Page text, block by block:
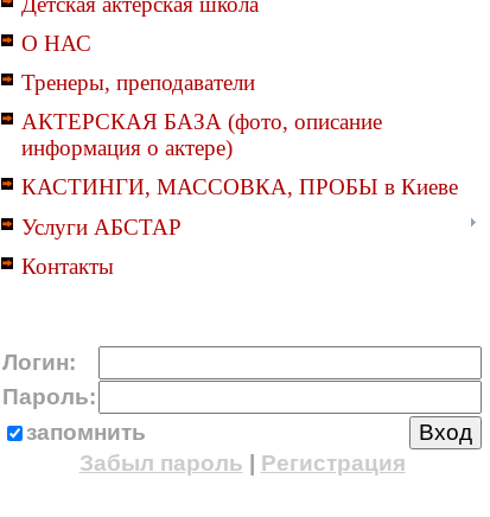
О НАС
Тренеры, преподаватели
АКТЕРСКАЯ БАЗА (фото, описание
информация о актере)
КАСТИНГИ, МАССОВКА, ПРОБЫ в Киеве
Услуги АБСТАР
Контакты
Логин:
Пароль:
запомнить
Забыл пароль
Регистрация